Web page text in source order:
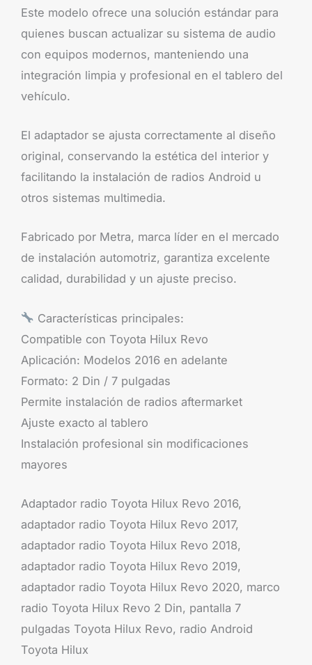
Este modelo ofrece una solución estándar para
quienes buscan actualizar su sistema de audio
con equipos modernos, manteniendo una
integración limpia y profesional en el tablero del
vehículo.
El adaptador se ajusta correctamente al diseño
original, conservando la estética del interior y
facilitando la instalación de radios Android u
otros sistemas multimedia.
Fabricado por Metra, marca líder en el mercado
de instalación automotriz, garantiza excelente
calidad, durabilidad y un ajuste preciso.
Características principales:
Compatible con Toyota Hilux Revo
Aplicación: Modelos 2016 en adelante
Formato: 2 Din / 7 pulgadas
Permite instalación de radios aftermarket
Ajuste exacto al tablero
Instalación profesional sin modificaciones
mayores
Adaptador radio Toyota Hilux Revo 2016,
adaptador radio Toyota Hilux Revo 2017,
adaptador radio Toyota Hilux Revo 2018,
adaptador radio Toyota Hilux Revo 2019,
adaptador radio Toyota Hilux Revo 2020, marco
radio Toyota Hilux Revo 2 Din, pantalla 7
pulgadas Toyota Hilux Revo, radio Android
Toyota Hilux